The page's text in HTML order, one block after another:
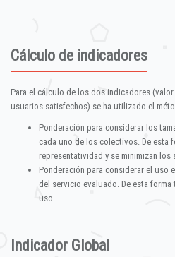
Cálculo de indicadores
Para el cálculo de los dos indicadores
usuarios satisfechos) se ha utilizado el
Ponderación para considerar los
cada uno de los colectivos. De esta
representatividad y se minimizan los
Ponderación para considerar el uso
del servicio evaluado. De esta
uso.
Indicador Global